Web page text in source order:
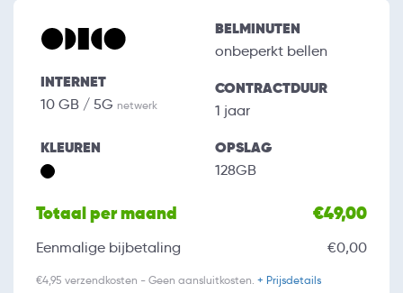
INTERNET
10 GB / 5G netwerk
BELMINUTEN
onbeperkt bellen
CONTRACTDUUR
1 jaar
KLEUREN OPSLAG
128GB
Totaal per maand €49,00
Eenmalige bijbetaling €0,00
€4,95 verzendkosten - Geen aansluitkosten. + Prijsdetails